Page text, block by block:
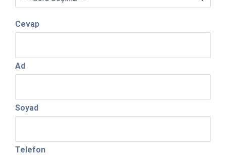
Cevap
Ad
Soyad
Telefon